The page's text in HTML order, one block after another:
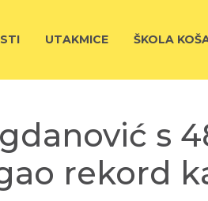
UTAKMICE ŠKOLA
s
rekord